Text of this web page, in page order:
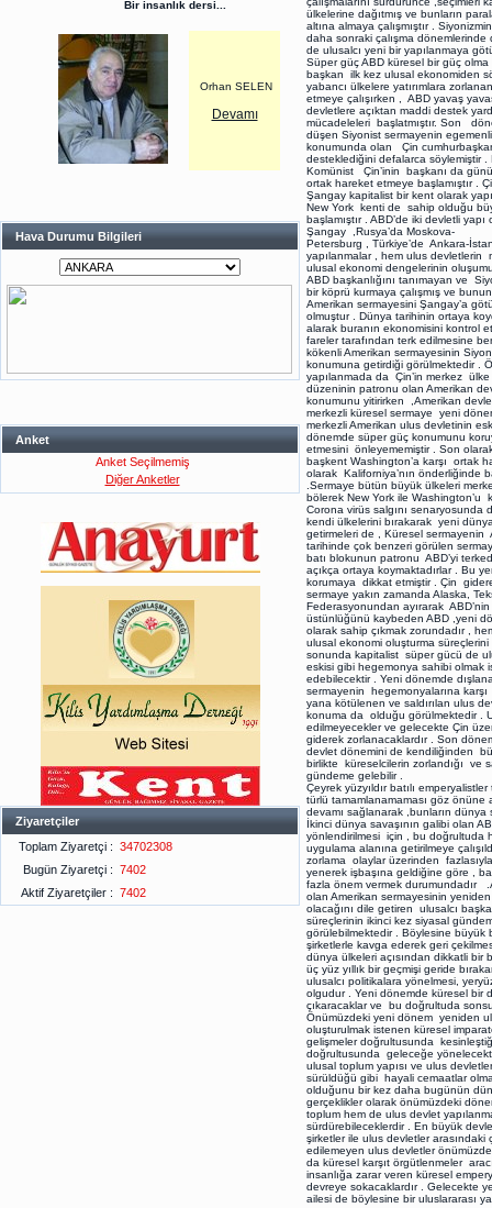
Bir insanlık dersi...
Orhan SELEN
Devamı
Hava Durumu Bilgileri
Anket
Anket Seçilmemiş
Diğer Anketler
Ziyaretçiler
Toplam Ziyaretçi : 34702308
Bugün Ziyaretçi : 7402
Aktif Ziyaretçiler : 7402
ülkelerine dağıtmış ve bunların
altına almaya çalışmıştır .
daha sonraki çalışma
de ulusalcı yeni bir yapılanmaya
Süper güç ABD küresel bir güç
başkan ilk kez ulusal ekonomiden
yabancı ülkelere yatırımlara
etmeye çalışırken , ABD yavaş
devletlere açıktan maddi destek
mücadeleleri başlatmıştır. Son
düşen Siyonist sermayenin
konumunda olan Çin
desteklediğini defalarca söylemiştir
Komünist Çin’inin başkanı da
ortak hareket etmeye başlamıştır .
Şangay kapitalist bir kent olarak
New York kenti de sahip olduğu
başlamıştır . ABD’de iki devletli
Şangay ,Rusya’da Moskova-
Petersburg , Türkiye’de Ankara-
yapılanmalar , hem ulus devletlerin
ulusal ekonomi dengelerinin
ABD başkanlığını tanımayan ve
bir köprü kurmaya çalışmış ve
Amerikan sermayesini Şangay’a
olmuştur . Dünya tarihinin ortaya
alarak buranın ekonomisini kontrol
fareler tarafından terk edilmesine
kökenli Amerikan sermayesinin
konumuna getirdiği görülmektedir .
yapılanmada da Çin’in merkez
düzeninin patronu olan Amerikan
konumunu yitirirken ,Amerikan
merkezli küresel sermaye yeni
merkezli Amerikan ulus devletinin
dönemde süper güç konumunu
etmesini önleyememiştir . Son
başkent Washington’a karşı ortak
olarak Kaliforniya’nın önderliğinde
.Sermaye bütün büyük ülkeleri
bölerek New York ile Washington’u
Corona virüs salgını senaryosunda
kendi ülkelerini bırakarak yeni
getirmeleri de , Küresel sermayenin
tarihinde çok benzeri görülen
batı blokunun patronu ABD’yi
açıkça ortaya koymaktadırlar . Bu
korumaya dikkat etmiştir . Çin
sermaye yakın zamanda Alaska,
Federasyonundan ayırarak
üstünlüğünü kaybeden ABD ,yeni
olarak sahip çıkmak zorundadır ,
ulusal ekonomi oluşturma
sonunda kapitalist süper gücü de
eskisi gibi hegemonya sahibi olmak
edebilecektir . Yeni dönemde
sermayenin hegemonyalarına
yana kötülenen ve saldırılan ulus
konuma da olduğu görülmektedir .
edilmeyecekler ve gelecekte Çin
giderek zorlanacaklardır . Son
devlet dönemini de kendiliğinden
birlikte küreselcilerin zorlandığı ve
gündeme gelebilir .
Çeyrek yüzyıldır batılı
türlü tamamlanamaması göz önüne
devamı sağlanarak ,bunların
İkinci dünya savaşının galibi olan
yönlendirilmesi için , bu doğrultuda
uygulama alanına getirilmeye
zorlama olaylar üzerinden
yenerek işbaşına geldiğine göre ,
fazla önem vermek durumundadır
olan Amerikan sermayesinin
olacağını dile getiren ulusalcı
süreçlerinin ikinci kez siyasal
görülebilmektedir . Böylesine büyük
şirketlerle kavga ederek geri
dünya ülkeleri açısından dikkatli
üç yüz yıllık bir geçmişi geride
ulusalcı politikalara yönelmesi,
olgudur . Yeni dönemde küresel bir
çıkaracaklar ve bu doğrultuda
Önümüzdeki yeni dönem yeniden
oluşturulmak istenen küresel
gelişmeler doğrultusunda
doğrultusunda geleceğe
ulusal toplum yapısı ve ulus
sürüldüğü gibi hayali cemaatlar
olduğunu bir kez daha bugünün
gerçeklikler olarak önümüzdeki
toplum hem de ulus devlet
sürdürebileceklerdir . En büyük
şirketler ile ulus devletler arasındaki
edilemeyen ulus devletler
da küresel karşıt örgütlenmeler
insanlığa zarar veren küresel
devreye sokacaklardır . Gelecekte
ailesi de böylesine bir uluslararası